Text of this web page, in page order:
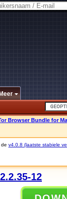
Browser Bundle for
v4.0.8 (laatste stabiele
12